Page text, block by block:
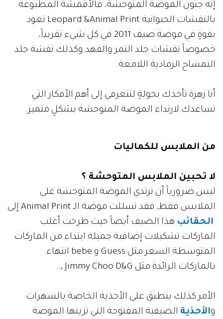
إنه جنون الموضة المتوحشة، فالأقمشة المطبوعة
بالنقشات الحيوانية Leopard &Animal Print تعود
بقوةٍ في موضة صيف 2011 في كل شيء تقريباً،
خصوصاً نقشات جلد النمر والفهد وكذلك نقشة جلد
التمساح الرمادية اللامعة.
أنا زهرة تأخذك بجولةٍ لتتعرفي إلى أهم الأفكار التي
تساعدك لارتداء الموضة المتوحشة بشكلٍ متميز.
من الملابس للكماليات
لا تحبين الملابس المتوحشة ؟
ليس ضرورياً أن ترتدي الموضة المتوحشة على
الملابس فقط، فقد تسللت موضة الـ Animal Print إلى
الحقائب هذا الصيف أيضاً حيث طرحت أغلب
الماركات تشكيلات إضافية جميلة ابتداء من الماركات
المتوسطة السعر مثل Guess و bebe انتهاء
بالماركات الرائدة مثل Jimmy Choo D&G ,.
الأمر كذلك ينطبق على الأحذية الخاصة بالسهرات
والأحذية الصيفية المفتوحة التي تزينها الموضة